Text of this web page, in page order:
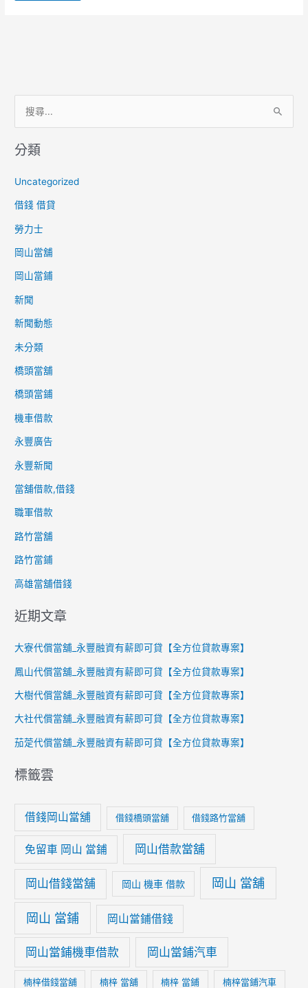
關
鍵
字
:
分類
Uncategorized
借錢 借貸
勞力士
岡山當舖
岡山當鋪
新聞
新聞動態
未分類
橋頭當舖
橋頭當鋪
機車借款
永豐廣告
永豐新聞
當舖借款,借錢
職軍借款
路竹當舖
路竹當鋪
高雄當舖借錢
近期文章
大寮代償當舖_永豐融資有薪即可貸【全方位貸款專案】
鳳山代償當舖_永豐融資有薪即可貸【全方位貸款專案】
大樹代償當舖_永豐融資有薪即可貸【全方位貸款專案】
大社代償當舖_永豐融資有薪即可貸【全方位貸款專案】
茄萣代償當舖_永豐融資有薪即可貸【全方位貸款專案】
標籤雲
借錢岡山當舖 借錢橋頭當舖 借錢路竹當舖
免留車 岡山 當鋪 岡山借款當舖
岡山借錢當舖 岡山 機車 借款 岡山 當舖
岡山 當鋪 岡山當鋪借錢
岡山當鋪機車借款 岡山當鋪汽車
楠梓借錢當舖 楠梓 當舖 楠梓 當鋪 楠梓當鋪汽車